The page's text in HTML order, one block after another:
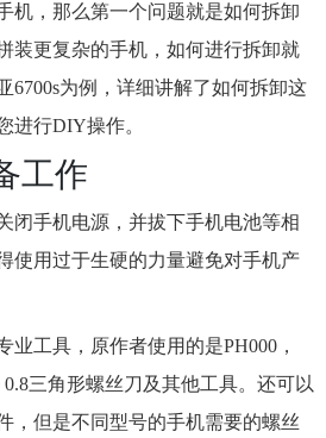
机，那么第一个问题就是如何拆卸
装更复杂的手机，如何进行拆卸就
6700s为例，详细讲解了如何拆卸这
进行DIY操作。
工作
闭手机电源，并拔下手机电池等相
使用过于生硬的力量避免对手机产
业工具，原作者使用的是PH000，
0.8三角形螺丝刀及其他工具。还可以
，但是不同型号的手机需要的螺丝